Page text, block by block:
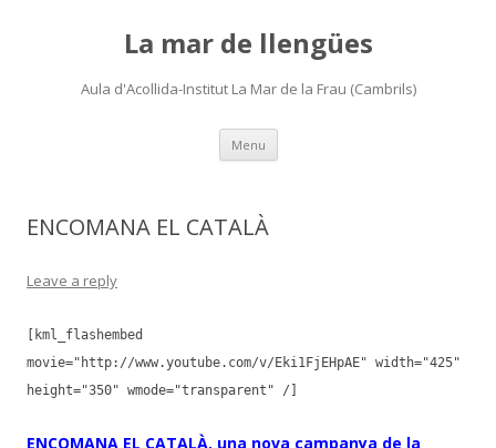
La mar de llengües
Aula d'Acollida-Institut La Mar de la Frau (Cambrils)
Menu Skip
content
ENCOMANA EL CATALÀ
Leave a reply
[kml_flashembed
movie="http://www.youtube.com/v/Eki1FjEHpAE" width="425"
height="350" wmode="transparent" /]
ENCOMANA EL CATALÀ, una nova campanya de la